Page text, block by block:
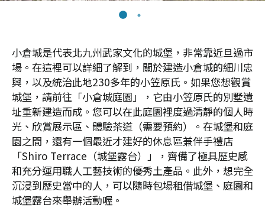
小倉城是代表北九州武家文化的城堡，非常靠近旦過市
場。在這裡可以詳細了解到，關於建造小倉城的細川忠
興，以及統治此地230多年的小笠原氏。如果您想觀賞
城堡，請前往「小倉城庭園」，它由小笠原氏的別墅遺
址重新建造而成。您可以在此庭園裡度過清靜的個人時
光、欣賞展示區、體驗茶道（需要預約）。在城堡和庭
園之間，還有一個最近才建好的休息區兼伴手禮店
「Shiro Terrace（城堡露台）」，齊備了極具歷史感
和充分運用職人工藝技術的優秀土產品。此外，想完全
沉浸到歷史當中的人，可以隨時包場租借城堡、庭園和
城堡露台來舉辦活動喔。